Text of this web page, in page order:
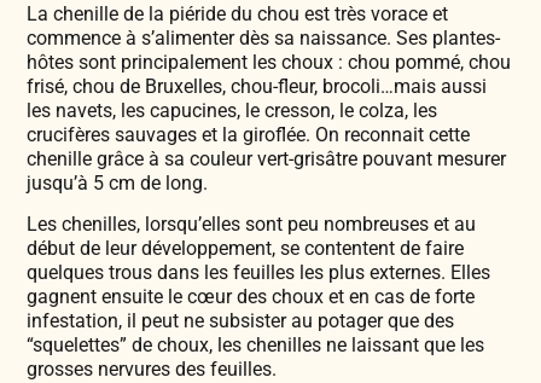
La chenille de la piéride du chou est très vorace et
commence à s’alimenter dès sa naissance. Ses plantes-
hôtes sont principalement les choux : chou pommé, chou
frisé, chou de Bruxelles, chou-fleur, brocoli…mais aussi
les navets, les capucines, le cresson, le colza, les
crucifères sauvages et la giroflée. On reconnait cette
chenille grâce à sa couleur vert-grisâtre pouvant mesurer
jusqu’à 5 cm de long.
Les chenilles, lorsqu’elles sont peu nombreuses et au
début de leur développement, se contentent de faire
quelques trous dans les feuilles les plus externes. Elles
gagnent ensuite le cœur des choux et en cas de forte
infestation, il peut ne subsister au potager que des
“squelettes” de choux, les chenilles ne laissant que les
grosses nervures des feuilles.